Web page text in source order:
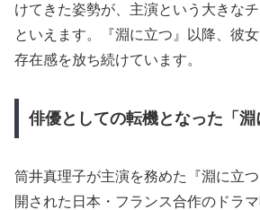
けてきた姿勢が、主演という大きな
といえます。『淵に立つ』以降、彼
存在感を放ち続けています。
俳優としての転機となった「淵
筒井真理子が主演を務めた『淵に立
開された日本・フランス合作のドラ